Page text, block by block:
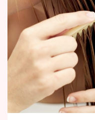
Vztahy
Seriály
Horoskopy
Sledujte prima+
Filmový festival